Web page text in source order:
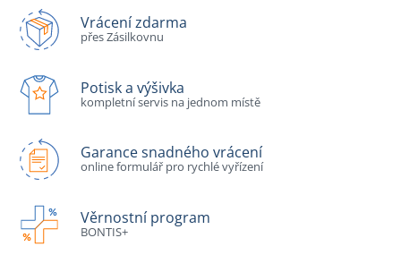
Vrácení zdarma
přes Zásilkovnu
Potisk a výšivka
kompletní servis na jednom místě
Garance snadného vrácení
online formulář pro rychlé vyřízení
Věrnostní program
BONTIS+